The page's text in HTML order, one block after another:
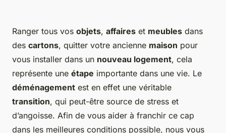
Ranger tous vos objets, affaires et meubles dans
des cartons, quitter votre ancienne maison pour
vous installer dans un nouveau logement, cela
représente une étape importante dans une vie. Le
déménagement est en effet une véritable
transition, qui peut-être source de stress et
d’angoisse. Afin de vous aider à franchir ce cap
dans les meilleures conditions possible, nous vous